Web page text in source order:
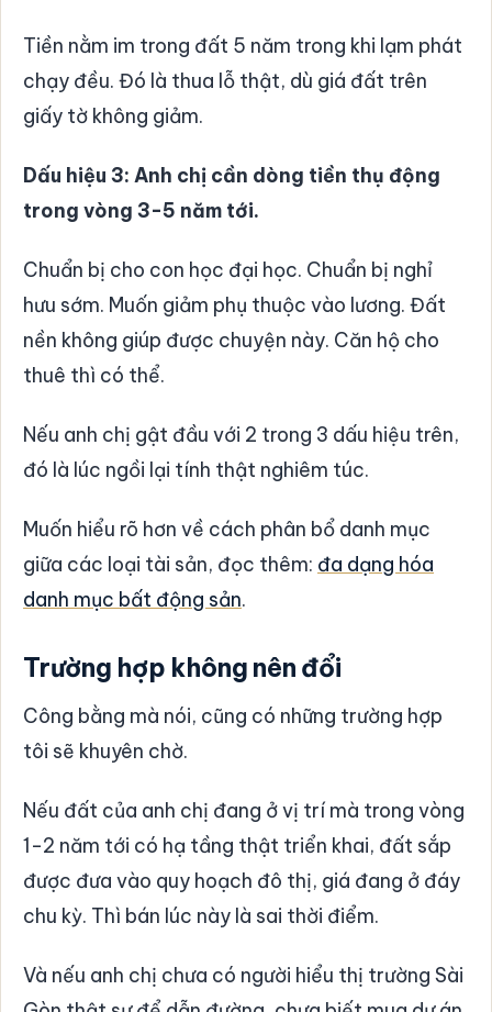
Tiền nằm im trong đất 5 năm trong khi lạm phát
chạy đều. Đó là thua lỗ thật, dù giá đất trên
giấy tờ không giảm.
Dấu hiệu 3: Anh chị cần dòng tiền thụ động
trong vòng 3-5 năm tới.
Chuẩn bị cho con học đại học. Chuẩn bị nghỉ
hưu sớm. Muốn giảm phụ thuộc vào lương. Đất
nền không giúp được chuyện này. Căn hộ cho
thuê thì có thể.
Nếu anh chị gật đầu với 2 trong 3 dấu hiệu trên,
đó là lúc ngồi lại tính thật nghiêm túc.
Muốn hiểu rõ hơn về cách phân bổ danh mục
giữa các loại tài sản, đọc thêm: đa dạng hóa
danh mục bất động sản.
Trường hợp không nên đổi
Công bằng mà nói, cũng có những trường hợp
tôi sẽ khuyên chờ.
Nếu đất của anh chị đang ở vị trí mà trong vòng
1-2 năm tới có hạ tầng thật triển khai, đất sắp
được đưa vào quy hoạch đô thị, giá đang ở đáy
chu kỳ. Thì bán lúc này là sai thời điểm.
Và nếu anh chị chưa có người hiểu thị trường Sài